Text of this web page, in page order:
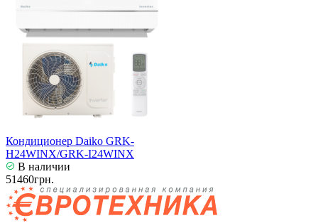
Кондиционер Daiko GRK-
H24WINX/GRK-I24WINX
В наличии
51460грн.